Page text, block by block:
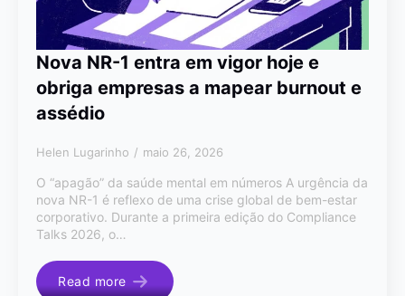
Nova NR-1 entra em vigor hoje e
obriga empresas a mapear burnout e
assédio
Helen Lugarinho maio 26, 2026
O “apagão” da saúde mental em números A urgência da
nova NR-1 é reflexo de uma crise global de bem-estar
corporativo. Durante a primeira edição do Compliance
Talks 2026, o…
Read more